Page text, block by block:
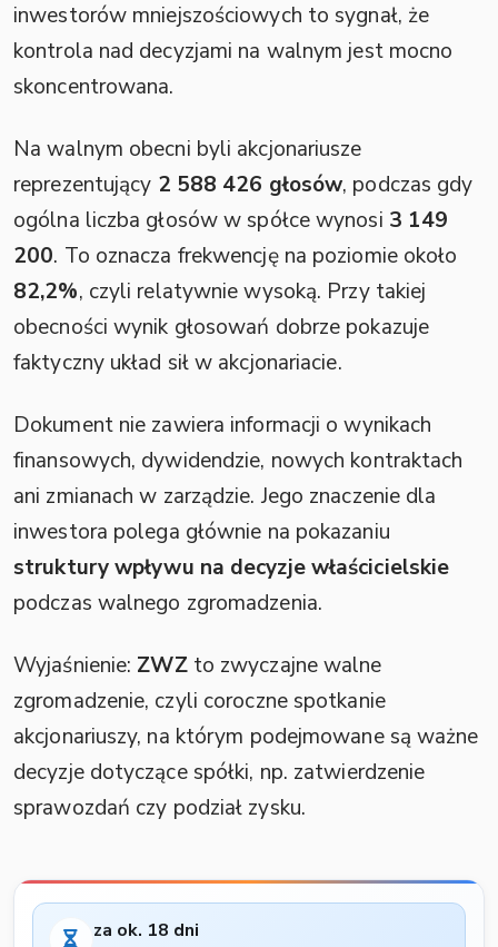
inwestorów mniejszościowych to sygnał, że
kontrola nad decyzjami na walnym jest mocno
skoncentrowana.
Na walnym obecni byli akcjonariusze
reprezentujący 2 588 426 głosów, podczas gdy
ogólna liczba głosów w spółce wynosi 3 149
200. To oznacza frekwencję na poziomie około
82,2%, czyli relatywnie wysoką. Przy takiej
obecności wynik głosowań dobrze pokazuje
faktyczny układ sił w akcjonariacie.
Dokument nie zawiera informacji o wynikach
finansowych, dywidendzie, nowych kontraktach
ani zmianach w zarządzie. Jego znaczenie dla
inwestora polega głównie na pokazaniu
struktury wpływu na decyzje właścicielskie
podczas walnego zgromadzenia.
Wyjaśnienie: ZWZto zwyczajne walne
zgromadzenie, czyli coroczne spotkanie
akcjonariuszy, na którym podejmowane są ważne
decyzje dotyczące spółki, np. zatwierdzenie
sprawozdań czy podział zysku.
za ok. 18 dni